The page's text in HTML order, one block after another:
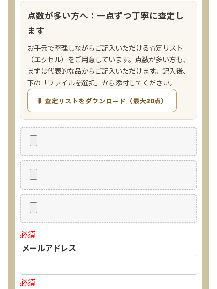
点数が多い方へ：一点ずつ丁寧に査定し
ます
お手元で整理しながらご記入いただける査定リスト
（エクセル）をご用意しています。点数が多い方も、
まずは代表的な品からご記入いただけます。記入後、
下の「ファイルを選択」から添付してください。
⬇ 査定リストをダウンロード（最大30点）
必須
メールアドレス
必須